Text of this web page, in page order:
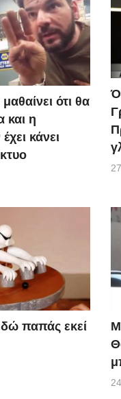
ότι θα
και η
κάνει
παπάς εκεί